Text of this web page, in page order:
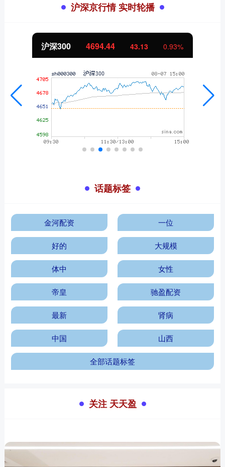
沪深京行情 实时轮播
沪深300 4694.44 43.13 0.93%
话题标签
金河配资 一位
好的 大规模
体中 女性
帝皇 驰盈配资
最新 肾病
中国 山西
全部话题标签
关注 天天盈